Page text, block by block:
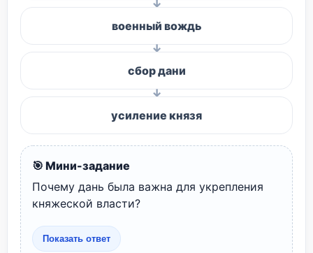
военный вождь
сбор дани
усиление князя
🎯 Мини-задание
Почему дань была важна для укрепления
княжеской власти?
Показать ответ